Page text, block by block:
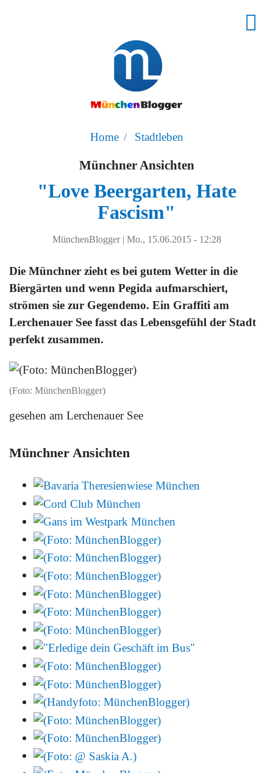
Home Stadtleben
Münchner Ansichten
"Love Beergarten, Hate
Fascism"
MünchenBlogger | Mo., 15.06.2015 - 12:28
Die Münchner zieht es bei gutem Wetter in die
Biergärten und wenn Pegida aufmarschiert,
strömen sie zur Gegendemo. Ein Graffiti am
Lerchenauer See fasst das Lebensgefühl der Stadt
perfekt zusammen.
(Foto: MünchenBlogger)
gesehen am Lerchenauer See
Münchner Ansichten